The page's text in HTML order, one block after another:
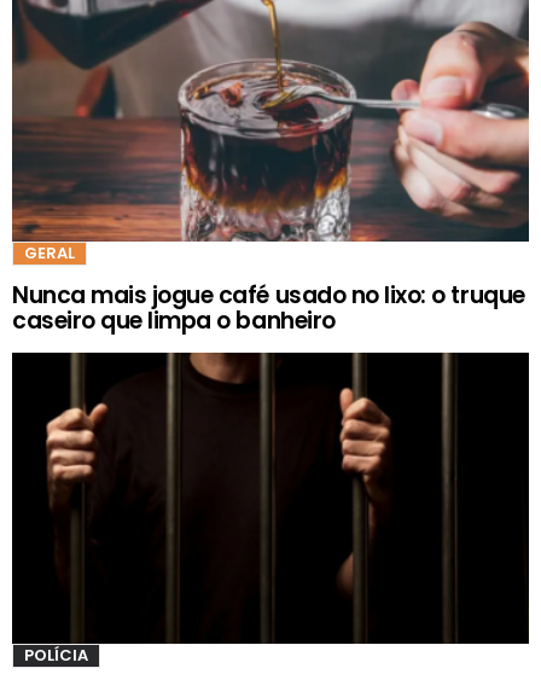
GERAL
Nunca mais jogue café usado no lixo: o truque
caseiro que limpa o banheiro
POLÍCIA